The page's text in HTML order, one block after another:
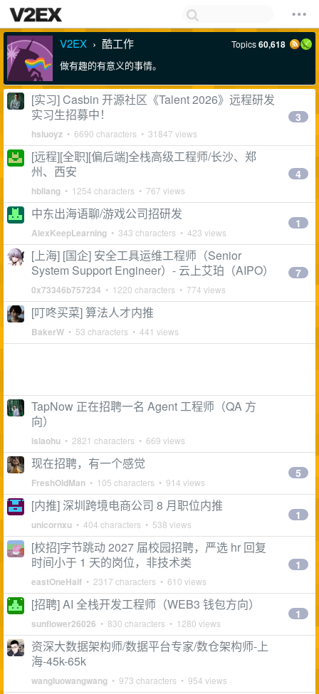
V2EX › 酷工作 Topics60,618
做有趣的有意义的事情。
[实习] Casbin 开源社区《Talent 2026》远程研发
实习生招募中！
hsluoyz • 6690 characters • 31847 views
3
[远程][全职][偏后端]全栈高级工程师/长沙、郑
州、西安
hbliang • 1254 characters • 767 views
4
中东出海语聊/游戏公司招研发
AlexKeepLearning • 343 characters • 423 views
1
[上海] [国企] 安全工具运维工程师（Senior
System Support Engineer）- 云上艾珀（AIPO）
0x73346b757234 • 1220 characters • 774 views
7
[叮咚买菜] 算法人才内推
BakerW • 53 characters • 441 views
TapNow 正在招聘一名 Agent 工程师（QA 方
向）
islaohu • 2821 characters • 669 views
现在招聘，有一个感觉
FreshOldMan • 105 characters • 914 views
5
[内推] 深圳跨境电商公司 8 月职位内推
unicornxu • 404 characters • 538 views
1
[校招]字节跳动 2027 届校园招聘，严选 hr 回复
时间小于 1 天的岗位，非技术类
eastOneHalf • 2317 characters • 610 views
1
[招聘] AI 全栈开发工程师（WEB3 钱包方向）
sunflower26026 • 830 characters • 1280 views
1
资深大数据架构师/数据平台专家/数仓架构师-上
海-45k-65k
wangluowangwang • 973 characters • 954 views